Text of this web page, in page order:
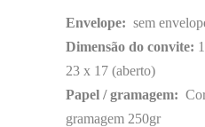
Envelope: sem
Dimensão do convite:
23 x 17 (aberto)
Papel / gramagem:
gramagem 250gr